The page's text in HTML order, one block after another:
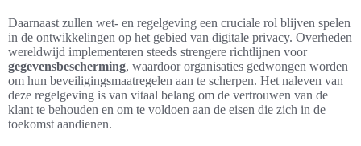
Daarnaast zullen wet- en regelgeving een cruciale rol blijven spelen
in de ontwikkelingen op het gebied van digitale privacy. Overheden
wereldwijd implementeren steeds strengere richtlijnen voor
gegevensbescherming, waardoor organisaties gedwongen worden
om hun beveiligingsmaatregelen aan te scherpen. Het naleven van
deze regelgeving is van vitaal belang om de vertrouwen van de
klant te behouden en om te voldoen aan de eisen die zich in de
toekomst aandienen.